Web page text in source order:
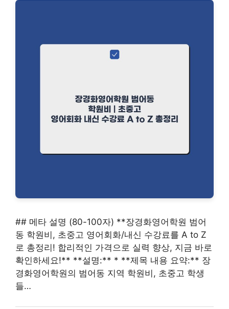
## 메타 설명 (80-100자) **장경화영어학원 범어
동 학원비, 초중고 영어회화/내신 수강료를 A to Z
로 총정리! 합리적인 가격으로 실력 향상, 지금 바로
확인하세요!** **설명:** * **제목 내용 요약:** 장
경화영어학원의 범어동 지역 학원비, 초중고 학생
들…